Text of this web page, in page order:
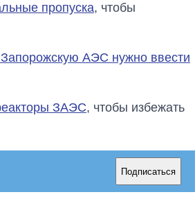
пропуска, чтобы
АЭС нужно ввести
ЗАЭС, чтобы избежать
Подписаться